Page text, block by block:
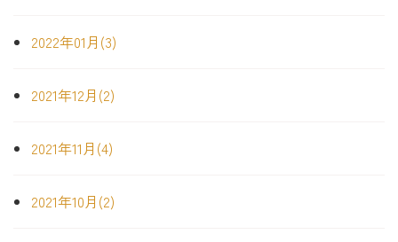
2022年01月(3)
2021年12月(2)
2021年11月(4)
2021年10月(2)